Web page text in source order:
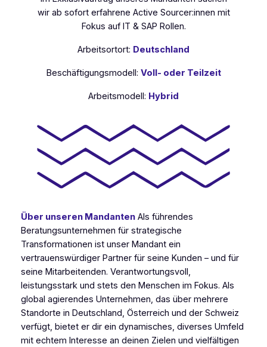
wir ab sofort erfahrene Active Sourcer:innen mit
Fokus auf IT & SAP Rollen.
Arbeitsortort: Deutschland
Beschäftigungsmodell: Voll- oder Teilzeit
Arbeitsmodell: Hybrid
Über unseren MandantenAls führendes
Beratungsunternehmen für strategische
Transformationen ist unser Mandant ein
vertrauenswürdiger Partner für seine Kunden – und für
seine Mitarbeitenden. Verantwortungsvoll,
leistungsstark und stets den Menschen im Fokus. Als
global agierendes Unternehmen, das über mehrere
Standorte in Deutschland, Österreich und der Schweiz
verfügt, bietet er dir ein dynamisches, diverses Umfeld
mit echtem Interesse an deinen Zielen und vielfältigen